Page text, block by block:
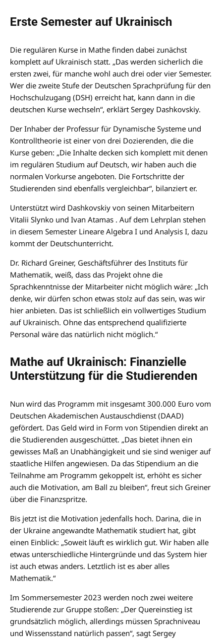
Erste Semester auf Ukrainisch
Die regulären Kurse in Mathe finden dabei zunächst
komplett auf Ukrainisch statt. „Das werden sicherlich die
ersten zwei, für manche wohl auch drei oder vier Semester.
Wer die zweite Stufe der Deutschen Sprachprüfung für den
Hochschulzugang (DSH) erreicht hat, kann dann in die
deutschen Kurse wechseln“, erklärt Sergey Dashkovskiy.
Der Inhaber der Professur für Dynamische Systeme und
Kontrolltheorie ist einer von drei Dozierenden, die die
Kurse geben: „Die Inhalte decken sich komplett mit denen
im regulären Studium auf Deutsch, wir haben auch die
normalen Vorkurse angeboten. Die Fortschritte der
Studierenden sind ebenfalls vergleichbar“, bilanziert er.
Unterstützt wird Dashkovskiy von seinen Mitarbeitern
Vitalii Slynko und Ivan Atamas . Auf dem Lehrplan stehen
in diesem Semester Lineare Algebra I und Analysis I, dazu
kommt der Deutschunterricht.
Dr. Richard Greiner, Geschäftsführer des Instituts für
Mathematik, weiß, dass das Projekt ohne die
Sprachkenntnisse der Mitarbeiter nicht möglich wäre: „Ich
denke, wir dürfen schon etwas stolz auf das sein, was wir
hier anbieten. Das ist schließlich ein vollwertiges Studium
auf Ukrainisch. Ohne das entsprechend qualifizierte
Personal wäre das natürlich nicht möglich.“
Mathe auf Ukrainisch: Finanzielle
Unterstützung für die Studierenden
Nun wird das Programm mit insgesamt 300.000 Euro vom
Deutschen Akademischen Austauschdienst (DAAD)
gefördert. Das Geld wird in Form von Stipendien direkt an
die Studierenden ausgeschüttet. „Das bietet ihnen ein
gewisses Maß an Unabhängigkeit und sie sind weniger auf
staatliche Hilfen angewiesen. Da das Stipendium an die
Teilnahme am Programm gekoppelt ist, erhöht es sicher
auch die Motivation, am Ball zu bleiben“, freut sich Greiner
über die Finanzspritze.
Bis jetzt ist die Motivation jedenfalls hoch. Darina, die in
der Ukraine angewandte Mathematik studiert hat, gibt
einen Einblick: „Soweit läuft es wirklich gut. Wir haben alle
etwas unterschiedliche Hintergründe und das System hier
ist auch etwas anders. Letztlich ist es aber alles
Mathematik.“
Im Sommersemester 2023 werden noch zwei weitere
Studierende zur Gruppe stoßen: „Der Quereinstieg ist
grundsätzlich möglich, allerdings müssen Sprachniveau
und Wissensstand natürlich passen“, sagt Sergey